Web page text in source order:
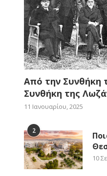
Από την Συνθήκη
Συνθήκη της
11 Ιανουαρίου, 2025
2
10